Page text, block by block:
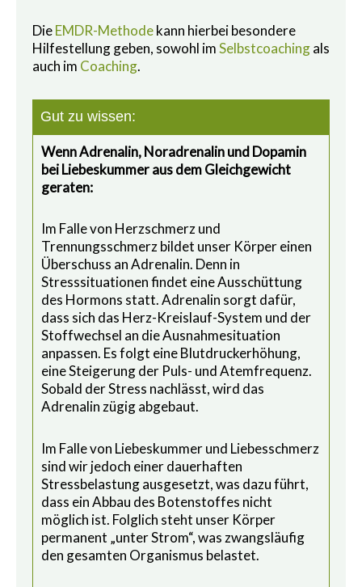
DieEMDR-Methodekann hierbei besondere
Hilfestellung geben, sowohl imSelbstcoachingals
auch im Coaching.
Gut zu wissen:
Wenn Adrenalin, Noradrenalin und Dopamin
bei Liebeskummer aus dem Gleichgewicht
geraten:
Im Falle von Herzschmerz und
Trennungsschmerz bildet unser Körper einen
Überschuss an Adrenalin. Denn in
Stresssituationen findet eine Ausschüttung
des Hormons statt. Adrenalin sorgt dafür,
dass sich das Herz-Kreislauf-System und der
Stoffwechsel an die Ausnahmesituation
anpassen. Es folgt eine Blutdruckerhöhung,
eine Steigerung der Puls- und Atemfrequenz.
Sobald der Stress nachlässt, wird das
Adrenalin zügig abgebaut.
Im Falle von Liebeskummer und Liebesschmerz
sind wir jedoch einer dauerhaften
Stressbelastung ausgesetzt, was dazu führt,
dass ein Abbau des Botenstoffes nicht
möglich ist. Folglich steht unser Körper
permanent „unter Strom“, was zwangsläufig
den gesamten Organismus belastet.